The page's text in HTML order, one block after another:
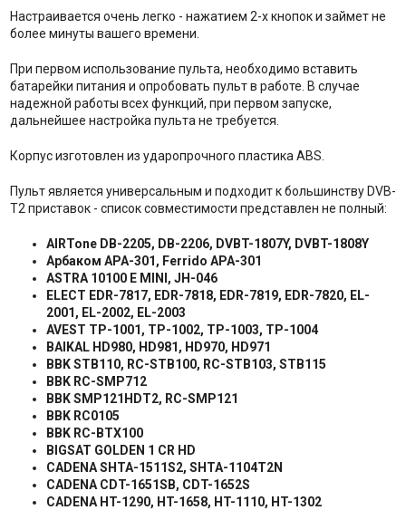
Настраивается очень легко - нажатием 2-х кнопок и займет не
более минуты вашего времени.
При первом использование пульта, необходимо вставить
батарейки питания и опробовать пульт в работе. В случае
надежной работы всех функций, при первом запуске,
дальнейшее настройка пульта не требуется.
Корпус изготовлен из ударопрочного пластика ABS.
Пульт является универсальным и подходит к большинству DVB-
T2 приставок - список совместимости представлен не полный:
AIRTone DB-2205, DB-2206, DVBT-1807Y, DVBT-1808Y
Арбаком АРА-301, Ferrido APA-301
ASTRA 10100 E MINI, JH-046
ELECT EDR-7817, EDR-7818, EDR-7819, EDR-7820, EL-
2001, EL-2002, EL-2003
AVEST TP-1001, TP-1002, TP-1003, TP-1004
BAIKAL HD980, HD981, HD970, HD971
BBK STB110, RC-STB100, RC-STB103, STB115
BBK RC-SMP712
BBK SMP121HDT2, RC-SMP121
BBK RC0105
BBK RC-BTX100
BIGSAT GOLDEN 1 CR HD
CADENA SHTA-1511S2, SHTA-1104T2N
CADENA CDT-1651SB, CDT-1652S
CADENA HT-1290, HT-1658, HT-1110, HT-1302